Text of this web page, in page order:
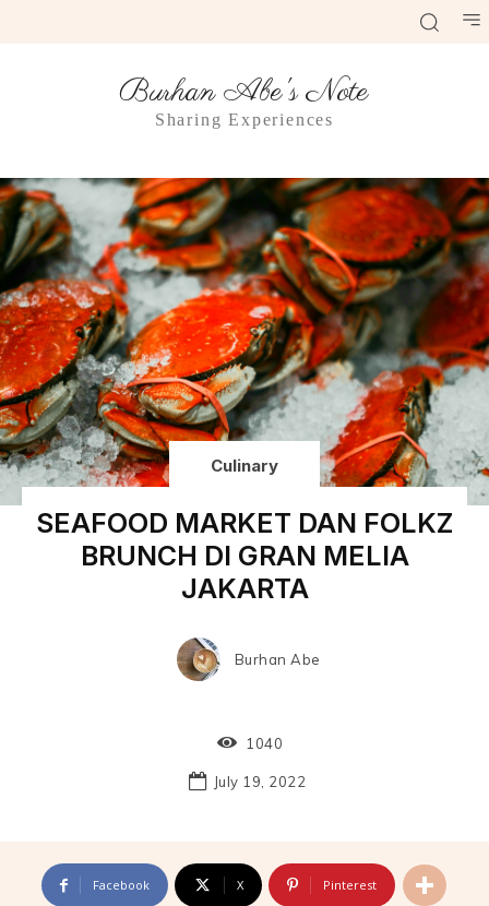
Burhan Abe's Note
Sharing Experiences
Culinary
SEAFOOD MARKET DAN FOLKZ
BRUNCH DI GRAN MELIA
JAKARTA
Burhan Abe
1040
July 19, 2022
Facebook X Pinterest